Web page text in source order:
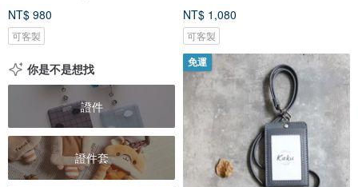
NT$ 980
可客製
NT$ 1,080
可客製
你是不是想找
證件
證件套
免運